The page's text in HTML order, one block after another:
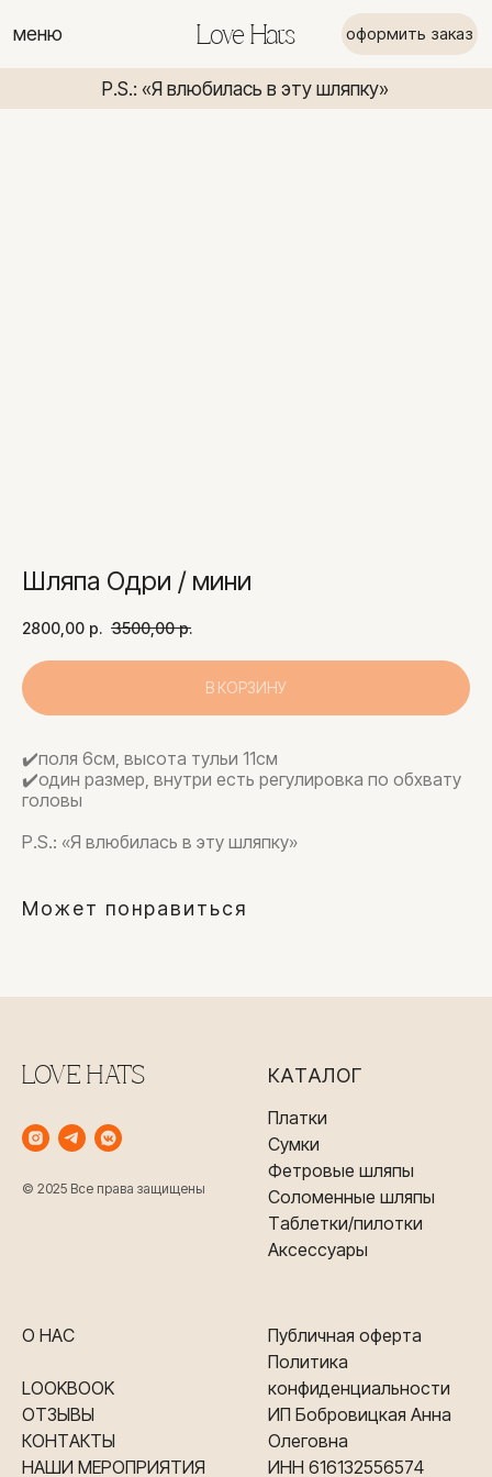
Love Hats
меню оформить заказ
P.S.: «Я влюбилась в эту шляпку» P.S.: «Я
Шляпа Одри / мини
2800,00 р. 3500,00 р.
В КОРЗИНУ
✔️поля 6см, высота тульи 11см
✔️oдин размер, внутри есть регулировка по обхвату
головы
P.S.: «Я влюбилась в эту шляпку»
Может понравиться
LOVE HATS
© 2025 Все права защищены
КАТАЛОГ
Платки
Сумки
Фетровые шляпы
Соломенные шляпы
Таблетки/пилотки
Аксессуары
О НАС
LOOKBOOK
ОТЗЫВЫ
КОНТАКТЫ
НАШИ МЕРОПРИЯТИЯ
Публичная оферта
Политика
конфиденциальности
ИП Бобровицкая Анна
Олеговна
ИНН 616132556574